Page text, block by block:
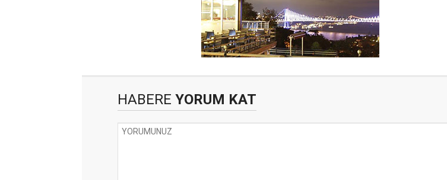
HABERE YORUM KAT